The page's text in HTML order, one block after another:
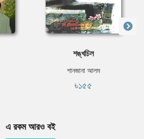
শঙ্খচিল
শানজানা আলম
৳১৫৫
এ রকম আরও বই